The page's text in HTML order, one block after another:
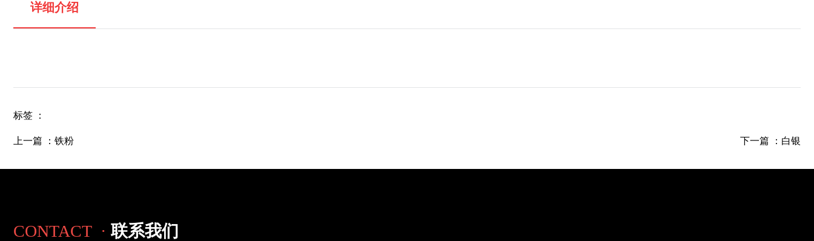
详细介绍
标签 ：
上一篇 ： 铁粉 下一篇 ： 白银
CONTACT · 联系我们